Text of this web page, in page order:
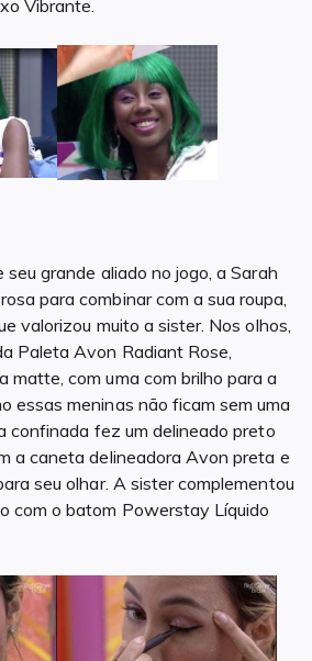
Vibrante.
seu grande aliado no jogo, a Sarah
para combinar com a sua roupa,
valorizou muito a sister. Nos olhos,
Paleta Avon Radiant Rose,
matte, com uma com brilho para a
essas meninas não ficam sem uma
confinada fez um delineado preto
a caneta delineadora Avon preta e
seu olhar. A sister complementou
com o batom Powerstay Líquido